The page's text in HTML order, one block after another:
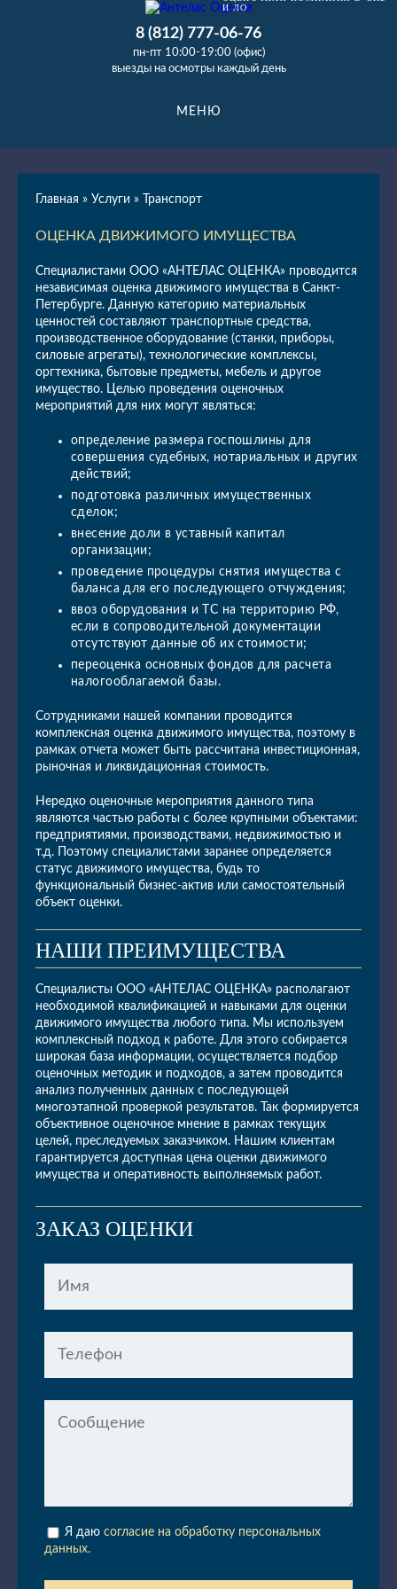
И ЛО
8 (812) 777-06-76
пн-пт 10:00-19:00 (офис)
выезды на осмотры каждый день
МЕНЮ
Главная » Услуги » Транспорт
ОЦЕНКА ДВИЖИМОГО ИМУЩЕСТВА
Специалистами ООО «АНТЕЛАС ОЦЕНКА» проводится
независимая оценка движимого имущества в Санкт-
Петербурге. Данную категорию материальных
ценностей составляют транспортные средства,
производственное оборудование (станки, приборы,
силовые агрегаты), технологические комплексы,
оргтехника, бытовые предметы, мебель и другое
имущество. Целью проведения оценочных
мероприятий для них могут являться:
определение размера госпошлины для
совершения судебных, нотариальных и других
действий;
подготовка различных имущественных
сделок;
внесение доли в уставный капитал
организации;
проведение процедуры снятия имущества с
баланса для его последующего отчуждения;
ввоз оборудования и ТС на территорию РФ,
если в сопроводительной документации
отсутствуют данные об их стоимости;
переоценка основных фондов для расчета
налогооблагаемой базы.
Сотрудниками нашей компании проводится
комплексная оценка движимого имущества, поэтому в
рамках отчета может быть рассчитана инвестиционная,
рыночная и ликвидационная стоимость.
Нередко оценочные мероприятия данного типа
являются частью работы с более крупными объектами:
предприятиями, производствами, недвижимостью и
т.д. Поэтому специалистами заранее определяется
статус движимого имущества, будь то
функциональный бизнес-актив или самостоятельный
объект оценки.
НАШИ ПРЕИМУЩЕСТВА
Специалисты ООО «АНТЕЛАС ОЦЕНКА» располагают
необходимой квалификацией и навыками для оценки
движимого имущества любого типа. Мы используем
комплексный подход к работе. Для этого собирается
широкая база информации, осуществляется подбор
оценочных методик и подходов, а затем проводится
анализ полученных данных с последующей
многоэтапной проверкой результатов. Так формируется
объективное оценочное мнение в рамках текущих
целей, преследуемых заказчиком. Нашим клиентам
гарантируется доступная цена оценки движимого
имущества и оперативность выполняемых работ.
ЗАКАЗ ОЦЕНКИ
Я даю согласие на обработку персональных
данных.